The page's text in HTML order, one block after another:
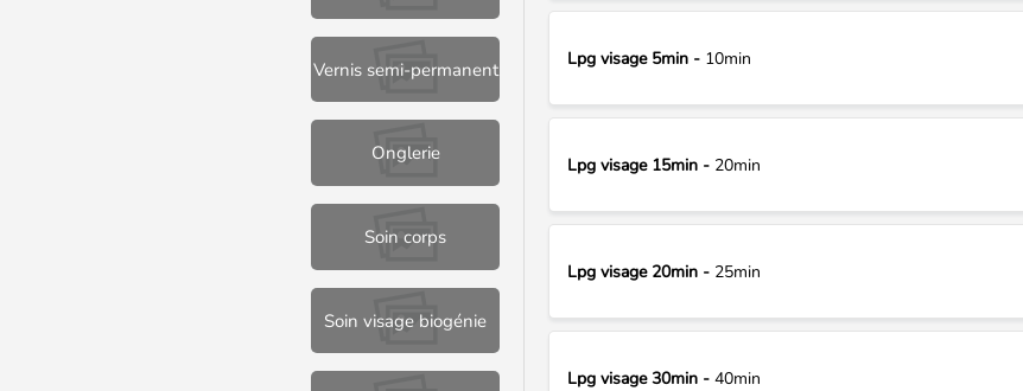
Vernis semi-permanent
Onglerie
Soin corps
Soin visage biogénie
Lpg visage 5min - 10min
Lpg visage 15min - 20min
Lpg visage 20min - 25min
Lpg visage 30min - 40min